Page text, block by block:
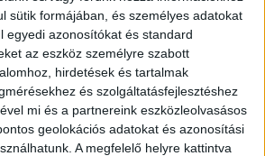
sütik formájában, és személyes adatokat
egyedi azonosítókat és standard
az eszköz személyre szabott
hirdetések és tartalmak
és szolgáltatásfejlesztéshez
mi és a partnereink eszközleolvasásos
geolokációs adatokat és azonosítási
A megfelelő helyre kattintva
flexible job? We got you!
team and work whenever
bike,hop on your rollerskate and